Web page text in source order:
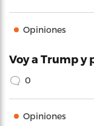
Opiniones
Voy a Trump y
0
Opiniones